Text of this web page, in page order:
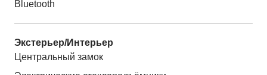
Bluetooth
Экстерьер/Интерьер
Центральный замок